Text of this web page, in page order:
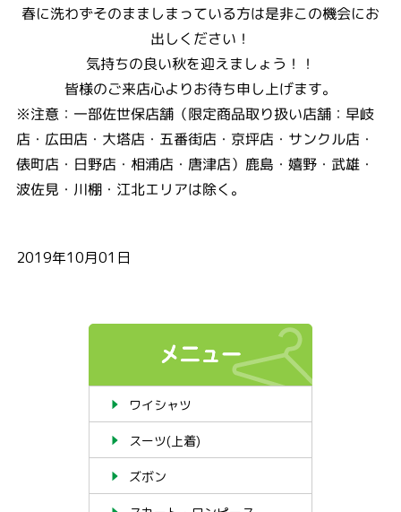
春に洗わずそのまましまっている方は是非この機会にお
出しください！
気持ちの良い秋を迎えましょう！！
皆様のご来店心よりお待ち申し上げます。
※注意：一部佐世保店舗（限定商品取り扱い店舗：早岐
店・広田店・大塔店・五番街店・京坪店・サンクル店・
俵町店・日野店・相浦店・唐津店）鹿島・嬉野・武雄・
波佐見・川棚・江北エリアは除く。
2019年10月01日
ワイシャツ
スーツ(上着)
ズボン